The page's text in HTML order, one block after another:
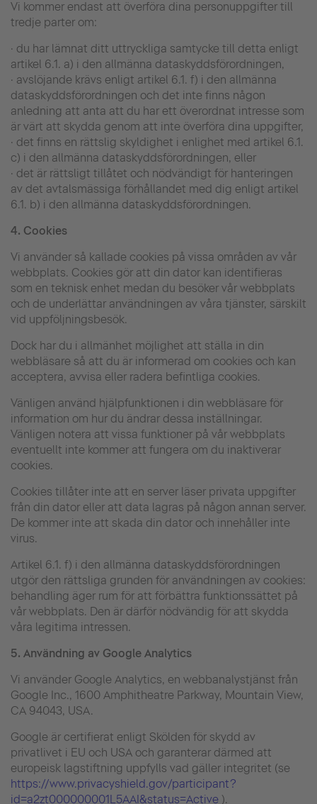
Vi kommer endast att överföra dina personuppgifter till
tredje parter om:
· du har lämnat ditt uttryckliga samtycke till detta enligt
artikel 6.1. a) i den allmänna dataskyddsförordningen,
· avslöjande krävs enligt artikel 6.1. f) i den allmänna
dataskyddsförordningen och det inte finns någon
anledning att anta att du har ett överordnat intresse som
är värt att skydda genom att inte överföra dina uppgifter,
· det finns en rättslig skyldighet i enlighet med artikel 6.1.
c) i den allmänna dataskyddsförordningen, eller
· det är rättsligt tillåtet och nödvändigt för hanteringen
av det avtalsmässiga förhållandet med dig enligt artikel
6.1. b) i den allmänna dataskyddsförordningen.
4. Cookies
Vi använder så kallade cookies på vissa områden av vår
webbplats. Cookies gör att din dator kan identifieras
som en teknisk enhet medan du besöker vår webbplats
och de underlättar användningen av våra tjänster, särskilt
vid uppföljningsbesök.
Dock har du i allmänhet möjlighet att ställa in din
webbläsare så att du är informerad om cookies och kan
acceptera, avvisa eller radera befintliga cookies.
Vänligen använd hjälpfunktionen i din webbläsare för
information om hur du ändrar dessa inställningar.
Vänligen notera att vissa funktioner på vår webbplats
eventuellt inte kommer att fungera om du inaktiverar
cookies.
Cookies tillåter inte att en server läser privata uppgifter
från din dator eller att data lagras på någon annan server.
De kommer inte att skada din dator och innehåller inte
virus.
Artikel 6.1. f) i den allmänna dataskyddsförordningen
utgör den rättsliga grunden för användningen av cookies:
behandling äger rum för att förbättra funktionssättet på
vår webbplats. Den är därför nödvändig för att skydda
våra legitima intressen.
5. Användning av Google Analytics
Vi använder Google Analytics, en webbanalystjänst från
Google Inc., 1600 Amphitheatre Parkway, Mountain View,
CA 94043, USA.
Google är certifierat enligt Skölden för skydd av
privatlivet i EU och USA och garanterar därmed att
europeisk lagstiftning uppfylls vad gäller integritet (se
https://www.privacyshield.gov/participant?
id=a2zt000000001L5AAI&status=Active ).